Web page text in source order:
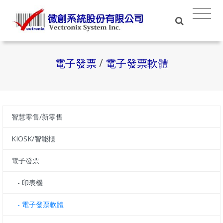
電子發票 / 電子發票軟體
智慧零售/新零售
KIOSK/智能櫃
電子發票
- 印表機
- 電子發票軟體